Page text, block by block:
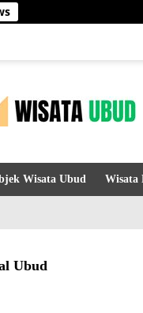
Wisata Ubud Wisata
Ubud